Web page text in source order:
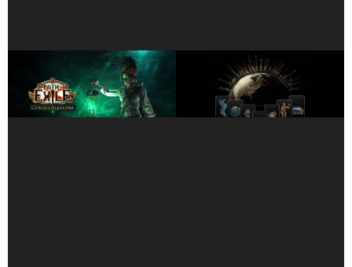
GeForce NOW Zarpa con
«Path of Exile: Curse of the
Allflame» para Unirse a la
Nube
Cómo los Modelos Abiertos
Están Impulsando la
Investigación en IA